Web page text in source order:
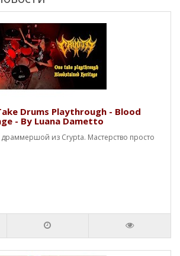
Drums Playthrough - Blood
- By Luana Dametto
из Crypta. Мастерство просто